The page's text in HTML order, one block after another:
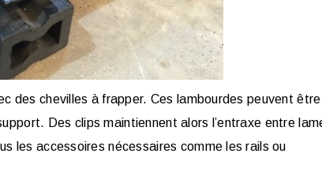
des chevilles à frapper. Ces lambourdes peuvent
Des clips maintiennent alors l’entraxe entre
les accessoires nécessaires comme les rails ou